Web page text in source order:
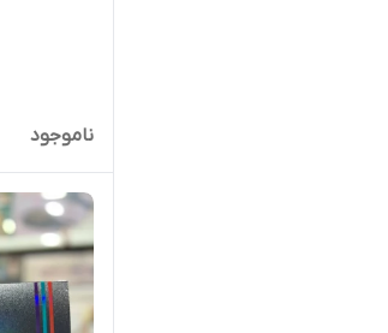
ناموجود